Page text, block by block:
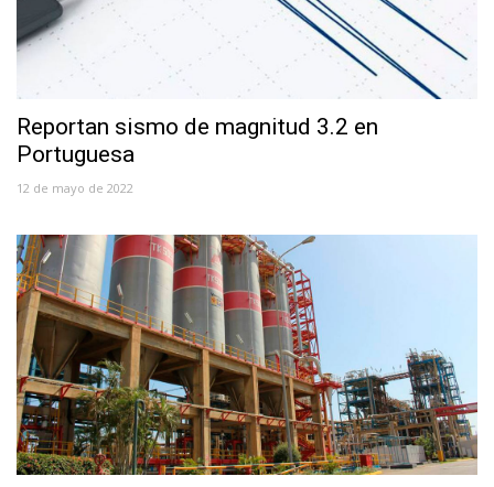
Reportan sismo de magnitud 3.2 en
Portuguesa
12 de mayo de 2022